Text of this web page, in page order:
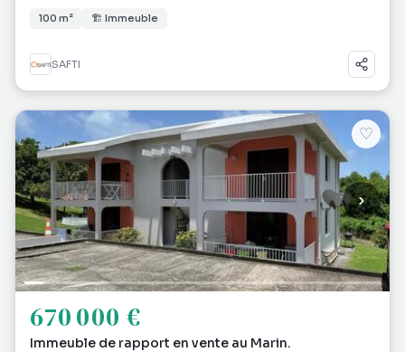
100 m² 🏗 Immeuble
SAFTI
♡
670 000 €
Immeuble de rapport en vente au Marin.